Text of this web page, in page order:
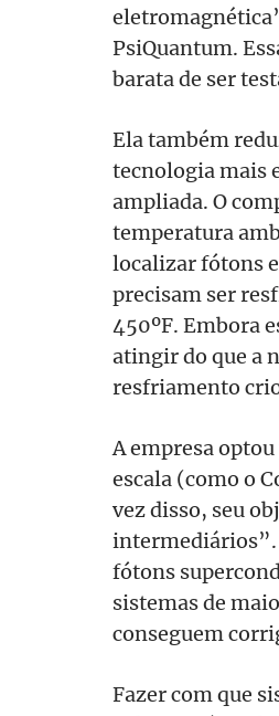
PsiQuantum.
barata de ser
Ela também
tecnologia mais
ampliada. O
temperatura
localizar fótons
precisam ser
450ºF. Embora
atingir do que a
resfriamento
A empresa
escala (como o
vez disso, seu
intermediários”.
fótons
sistemas de
conseguem
Fazer com que